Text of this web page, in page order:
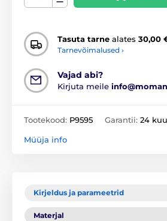
Tasuta tarne alates 30,00
Tarnevõimalused ›
Vajad abi?
Kirjuta meile
Tootekood: P9595 Garantii: 24
Müüja info
Kirjeldus ja parameetrid
Materjal